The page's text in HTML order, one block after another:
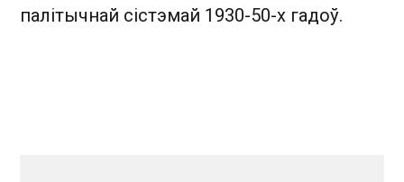
палітычнай сістэмай 1930-50-х гадоў.